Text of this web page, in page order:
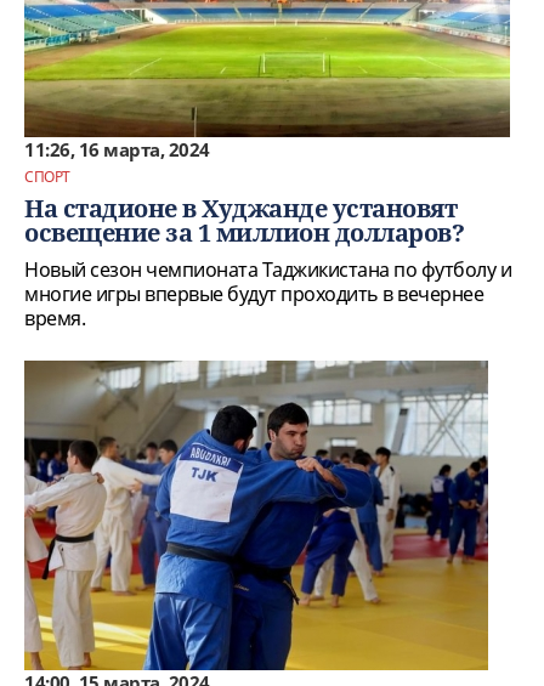
11:26, 16 марта, 2024
СПОРТ
На стадионе в Худжанде установят
освещение за 1 миллион долларов?
Новый сезон чемпионата Таджикистана по футболу и
многие игры впервые будут проходить в вечернее
время.